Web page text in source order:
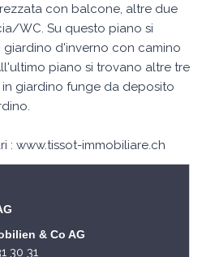
con balcone, altre due
WC. Su questo piano si
d'inverno con camino
piano si trovano altre tre
giardino funge da deposito
: www.tissot-immobiliare.ch
& Co AG
30 31